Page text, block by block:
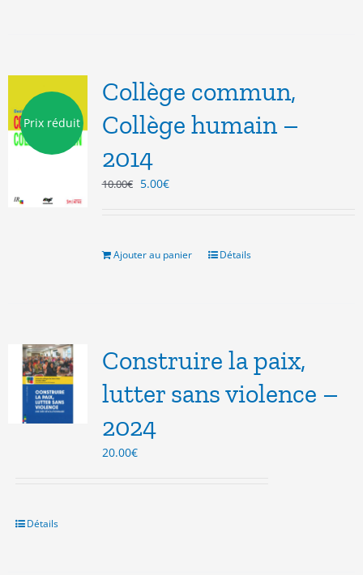
Prix réduit
Collège commun,
Collège humain –
2014
10.00€ Le
10.00€.
5.00€Le
5.00€.
Ajouter au panier Détails
Construire la paix,
lutter sans violence –
2024
20.00€
Détails